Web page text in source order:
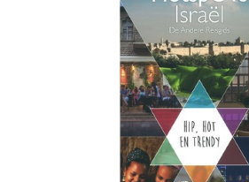
Schrijf hieronder je review!